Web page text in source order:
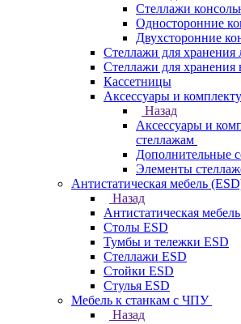
Стеллажи
Односторонние
Двухсторонние
Стеллажи для хранения
Стеллажи для хранения
Кассетницы
Аксесcуары и
Назад
Аксесcуары и
стеллажам
Дополнительные
Элементы
Антистатическая мебель
Назад
Антистатическая
Столы ESD
Тумбы и тележки ESD
Стеллажи ESD
Стойки ESD
Стулья ESD
Мебель к станкам с ЧПУ
Назад